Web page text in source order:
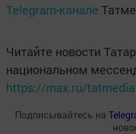
Telegram-канале
Читайте новости
национальном
https://max.ru/tatmedia
Подписывайтесь на